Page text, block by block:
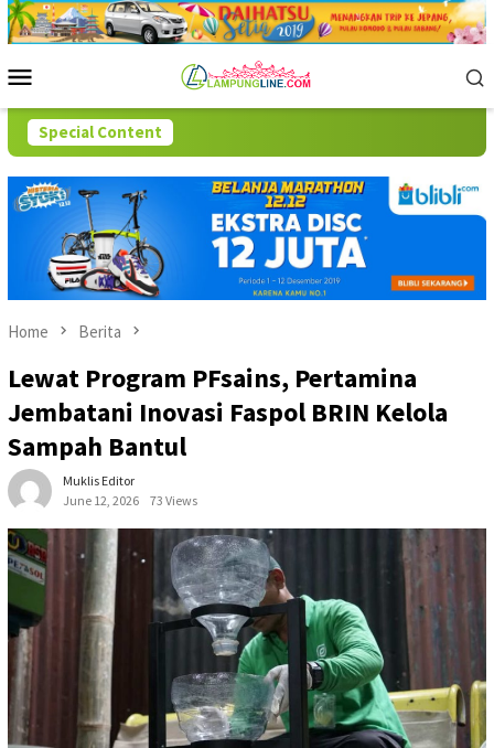
Skip
to
Menu
Special Content
Home Berita
Lewat Program PFsains, Pertamina
Jembatani Inovasi Faspol BRIN Kelola
Sampah Bantul
Muklis Editor
June 12, 2026
73 Views